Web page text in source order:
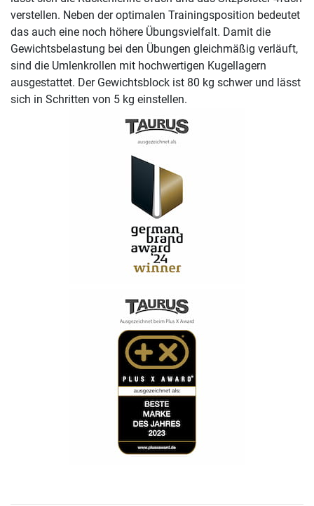
verstellen. Neben der optimalen Trainingsposition bedeutet
das auch eine noch höhere Übungsvielfalt. Damit die
Gewichtsbelastung bei den Übungen gleichmäßig verläuft,
sind die Umlenkrollen mit hochwertigen Kugellagern
ausgestattet. Der Gewichtsblock ist 80 kg schwer und lässt
sich in Schritten von 5 kg einstellen.